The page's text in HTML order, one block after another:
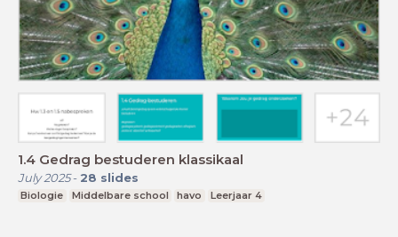
1.4 Gedrag bestuderen klassikaal
July 2025- 28 slides
Biologie Middelbare school havo Leerjaar 4